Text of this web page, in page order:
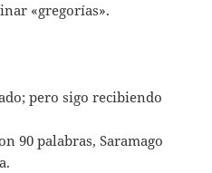
«gregorías».
pero sigo recibiendo
90 palabras, Saramago